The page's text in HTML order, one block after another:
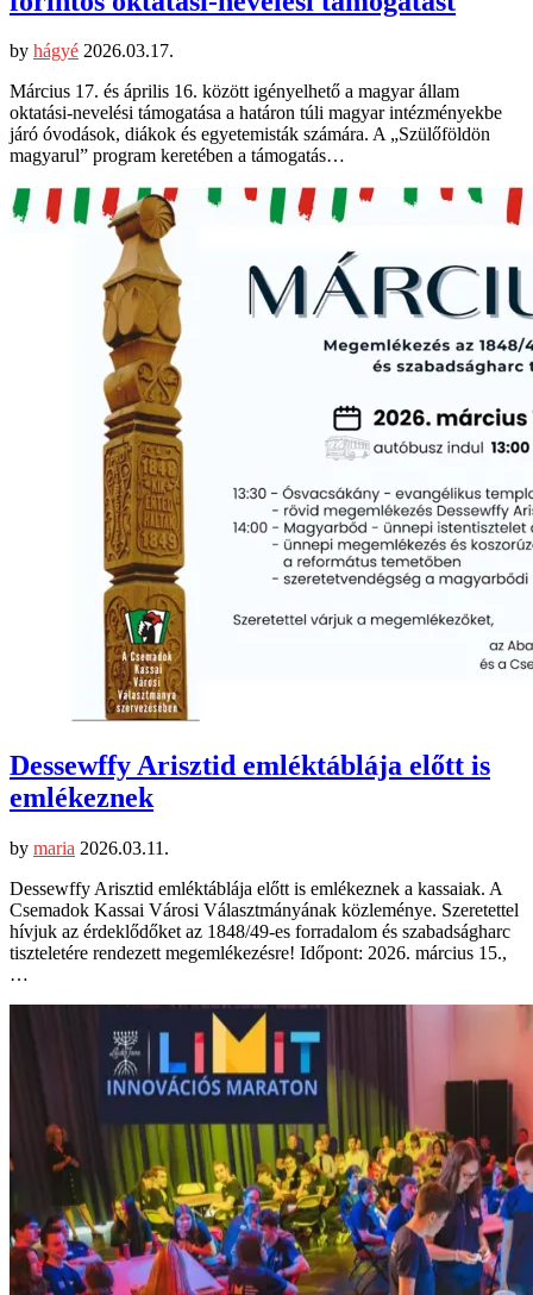
by hágyé 2026.03.17.
Március 17. és április 16. között igényelhető a magyar állam
oktatási-nevelési támogatása a határon túli magyar intézményekbe
járó óvodások, diákok és egyetemisták számára. A „Szülőföldön
magyarul” program keretében a támogatás…
Dessewffy Arisztid emléktáblája előtt is
emlékeznek
by maria 2026.03.11.
Dessewffy Arisztid emléktáblája előtt is emlékeznek a kassaiak. A
Csemadok Kassai Városi Választmányának közleménye. Szeretettel
hívjuk az érdeklődőket az 1848/49-es forradalom és szabadságharc
tiszteletére rendezett megemlékezésre! Időpont: 2026. március 15.,
…